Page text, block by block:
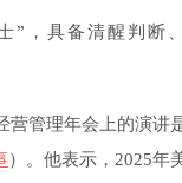
”，具备清醒判断
管理年会上的演讲
）。他表示，2025年